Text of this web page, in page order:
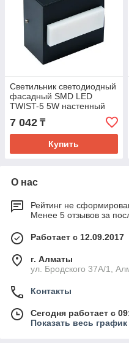
Светильник светодиодный
фасадный SMD LED
TWIST-5 5W настенный
7 042 ₸
Купить
О нас
Рейтинг не
Менее 5 отзывов за
Работает с 12.09.2017
г. Алматы
ул. Бродского 37А/1,
Контакты
Сегодня работает с
Показать весь